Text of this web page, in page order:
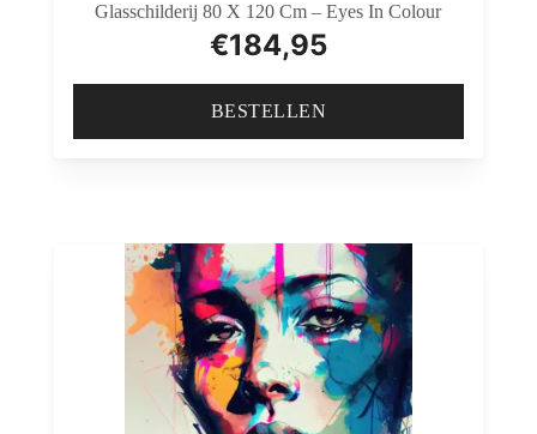
Glasschilderij 80 X 120 Cm – Eyes In Colour
€184,95
BESTELLEN